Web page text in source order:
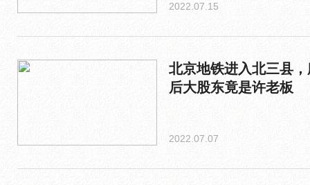
2022.07.15
北京地铁进入北三县
后大股东竟是许老板
2022.07.07